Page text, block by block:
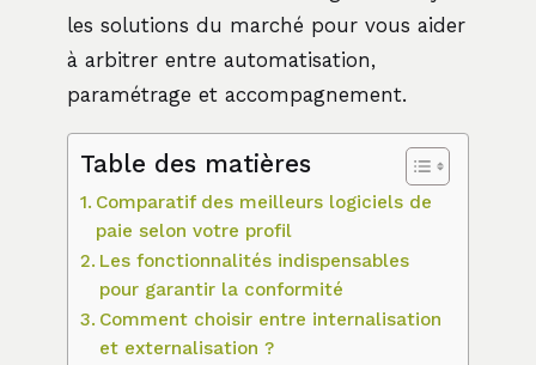
les solutions du marché pour vous aider
à arbitrer entre automatisation,
paramétrage et accompagnement.
Table des matières
Comparatif des meilleurs logiciels de
paie selon votre profil
Les fonctionnalités indispensables
pour garantir la conformité
Comment choisir entre internalisation
et externalisation ?